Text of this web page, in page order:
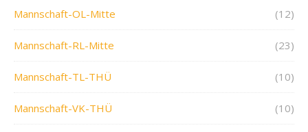
Mannschaft-OL-Mitte (12)
Mannschaft-RL-Mitte (23)
Mannschaft-TL-THÜ (10)
Mannschaft-VK-THÜ (10)